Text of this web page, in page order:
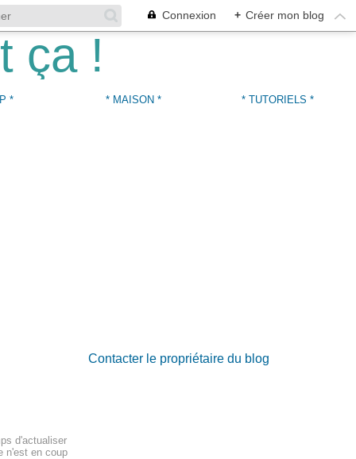
Connexion + Créer mon blog
* * MAISON * * TUTORIELS *
d'actualiser
n'est en coup
Contacter le propriétaire du blog